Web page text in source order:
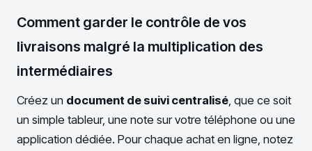
Comment garder le contrôle de vos
livraisons malgré la multiplication des
intermédiaires
Créez un document de suivi centralisé, que ce soit
un simple tableur, une note sur votre téléphone ou une
application dédiée. Pour chaque achat en ligne, notez